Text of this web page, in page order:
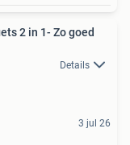
2 in 1- Zo goed
Details
3 jul 26